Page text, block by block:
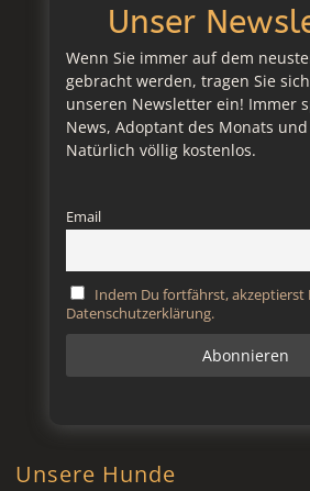
Unser
Wenn Sie immer auf dem
gebracht werden, tragen Sie
unseren Newsletter ein! Immer
News, Adoptant des Monats
Natürlich völlig kostenlos.
Email
Indem Du fortfährst, akzeptierst
Datenschutzerklärung.
Unsere Hunde